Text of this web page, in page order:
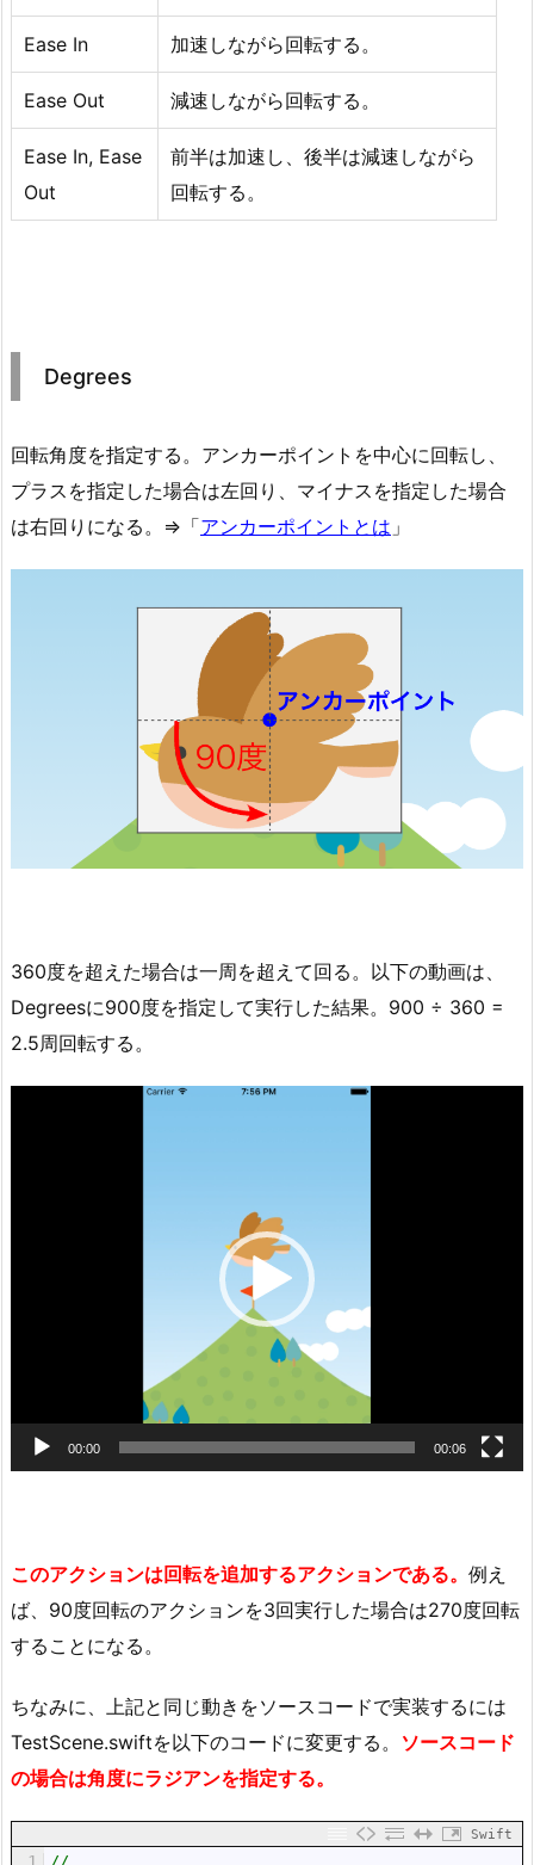
Ease In 加速しながら回転する。
Ease Out 減速しながら回転する。
Ease In, Ease
Out
前半は加速し、後半は減速しながら
回転する。
Degrees
回転角度を指定する。アンカーポイントを中心に回転し、
プラスを指定した場合は左回り、マイナスを指定した場合
は右回りになる。⇒「アンカーポイントとは 」
360度を超えた場合は一周を超えて回る。以下の動画は、
Degreesに900度を指定して実行した結果。900 ÷ 360 =
2.5周回転する。
00:00 00:06
このアクションは回転を追加するアクションである。 例え
ば、90度回転のアクションを3回実行した場合は270度回転
することになる。
ちなみに、上記と同じ動きをソースコードで実装するには
TestScene.swiftを以下のコードに変更する。 ソースコード
の場合は角度にラジアンを指定する。
Swift